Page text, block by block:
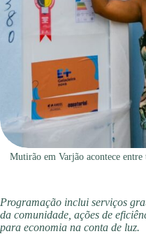
Mutirão em Varjão acontece
Programação inclui serviços
da comunidade, ações de
para economia na conta de luz.